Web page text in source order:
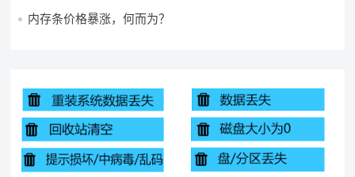
内存条价格暴涨，何而为？